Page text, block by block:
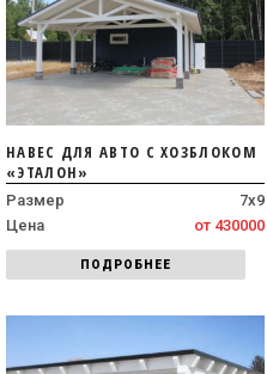
НАВЕС ДЛЯ АВТО С ХОЗБЛОКОМ
«ЭТАЛОН»
Размер
7х9
Цена
от 430000
ПОДРОБНЕЕ